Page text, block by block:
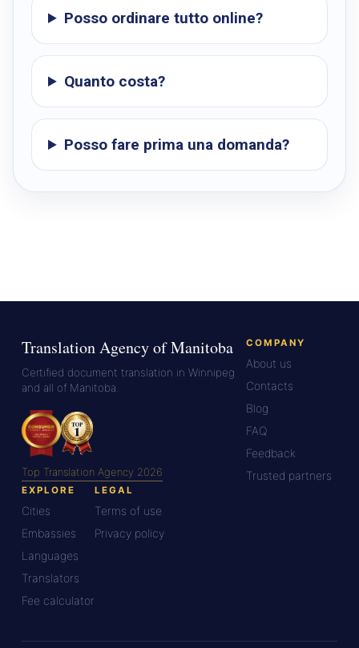
Posso ordinare tutto online?
Quanto costa?
Posso fare prima una domanda?
Translation Agency of Manitoba
Certified document translation in Winnipeg
and all of Manitoba.
Top Translation Agency 2026
COMPANY
About us
Contacts
Blog
FAQ
Feedback
Trusted partners
EXPLORE
Cities
Embassies
Languages
Translators
Fee calculator
LEGAL
Terms of use
Privacy policy